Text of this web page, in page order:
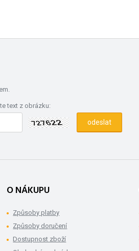
text z obrázku:
O NÁKUPU
Způsoby platby
Způsoby doručení
Dostupnost zboží